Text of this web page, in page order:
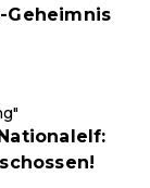
Geheimnis